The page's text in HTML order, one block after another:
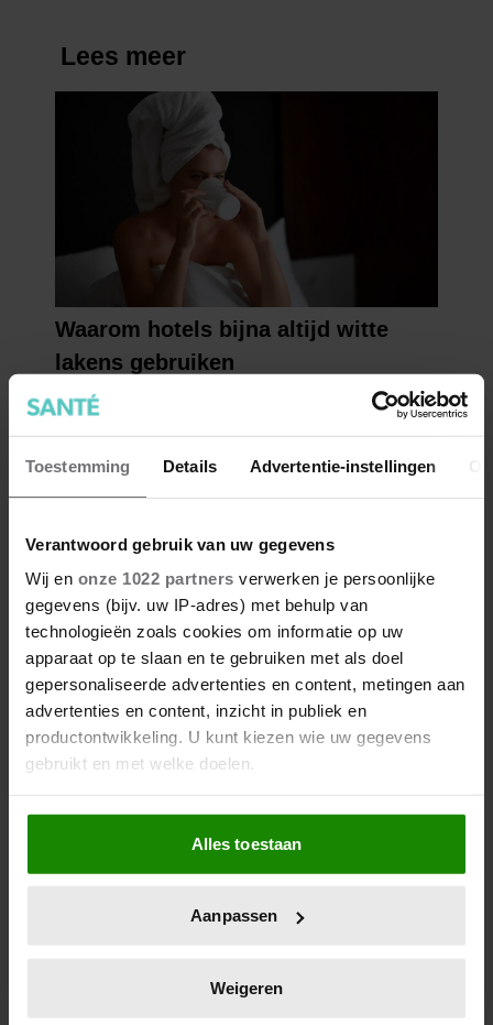
Toestemming Details Advertentie-instellingen
Verantwoord gebruik van uw gegevens
Wij en onze 1022 partners verwerken je persoonlijke
gegevens (bijv. uw IP-adres) met behulp van
technologieën zoals cookies om informatie op uw
apparaat op te slaan en te gebruiken met als doel
gepersonaliseerde advertenties en content, metingen aan
advertenties en content, inzicht in publiek en
productontwikkeling. U kunt kiezen wie uw gegevens
gebruikt en met welke doelen.
Als u het toestaat, willen we ook graag:
Informatie verzamelen over uw geografische
locatie, die tot een paar meter nauwkeurig kan zijn
scannen op specifieke eigenschappen (fingerprinting)
verwerkt en stel uw voorkeuren in het
Alles toestaan
Aanpassen
Weigeren